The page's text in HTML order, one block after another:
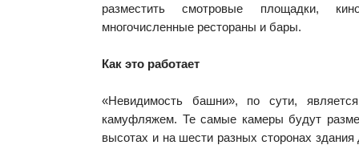
разместить смотровые площадки,
многочисленные рестораны и бары.
Как это работает
«Невидимость башни», по сути,
камуфляжем. Те самые камеры будут
высотах и на шести разных сторонах